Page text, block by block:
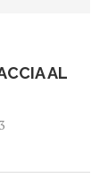
AL